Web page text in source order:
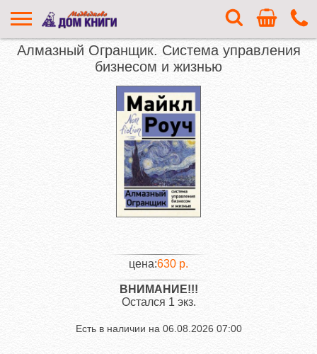
Алмазный Огранщик. Система управления
бизнесом и жизнью
цена:630 р.
ВНИМАНИЕ!!!
Остался 1 экз.
Есть в наличии на 06.08.2026 07:00